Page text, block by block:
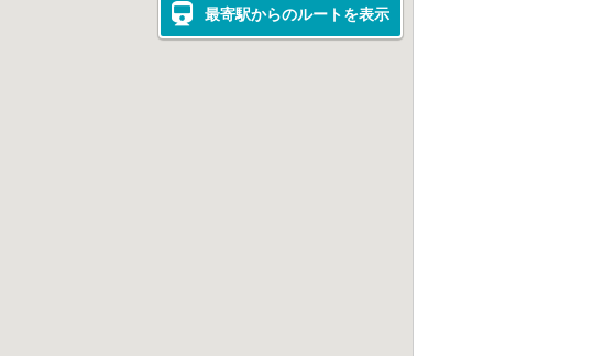
最寄駅からのルートを表示